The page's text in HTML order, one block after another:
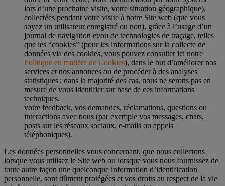
lors d’une prochaine visite, votre situation géographique),
collectées pendant votre visite à notre Site web (que vous
soyez un utilisateur enregistré ou non), grâce à l’usage d’un
journal de navigation et/ou de technologies de traçage, telles
que les “cookies” (pour les informations sur la collecte de
données via des cookies, vous pouvez consulter ici notre
Politique en matière de Cookies), dans le but d’améliorer nos
services et nos annonces ou de procéder à des analyses
statistiques ; dans la majorité des cas, nous ne serons pas en
mesure de vous identifier sur base de ces informations
techniques.
votre feedback, vos demandes, réclamations, questions ou
interactions avec nous (par exemple vos messages, chats,
posts sur les réseaux sociaux, e-mails ou appels
téléphoniques).
Les données personnelles vous concernant, que nous collectons
lorsque vous utilisez le Site web ou lorsque vous nous fournissez de
toute autre façon une quelconque information d’identification
personnelle, sont dûment protégées et vos droits au respect de la vie